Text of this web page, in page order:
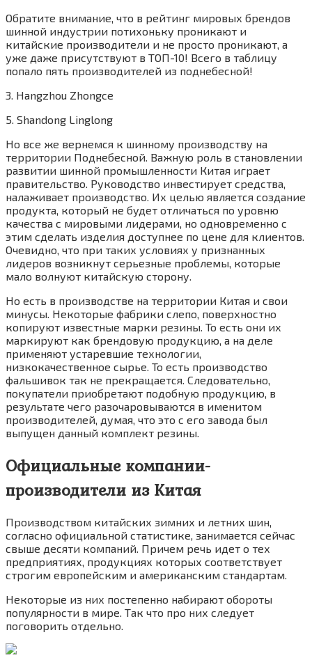
Обратите внимание, что в рейтинг мировых брендов
шинной индустрии потихоньку проникают и
китайские производители и не просто проникают, а
уже даже присутствуют в ТОП-10! Всего в таблицу
попало пять производителей из поднебесной!
3. Hangzhou Zhongce
5. Shandong Linglong
Но все же вернемся к шинному производству на
территории Поднебесной. Важную роль в становлении
развитии шинной промышленности Китая играет
правительство. Руководство инвестирует средства,
налаживает производство. Их целью является создание
продукта, который не будет отличаться по уровню
качества с мировыми лидерами, но одновременно с
этим сделать изделия доступнее по цене для клиентов.
Очевидно, что при таких условиях у признанных
лидеров возникнут серьезные проблемы, которые
мало волнуют китайскую сторону.
Но есть в производстве на территории Китая и свои
минусы. Некоторые фабрики слепо, поверхностно
копируют известные марки резины. То есть они их
маркируют как брендовую продукцию, а на деле
применяют устаревшие технологии,
низкокачественное сырье. То есть производство
фальшивок так не прекращается. Следовательно,
покупатели приобретают подобную продукцию, в
результате чего разочаровываются в именитом
производителей, думая, что это с его завода был
выпущен данный комплект резины.
Официальные компании-
производители из Китая
Производством китайских зимних и летних шин,
согласно официальной статистике, занимается сейчас
свыше десяти компаний. Причем речь идет о тех
предприятиях, продукциях которых соответствует
строгим европейским и американским стандартам.
Некоторые из них постепенно набирают обороты
популярности в мире. Так что про них следует
поговорить отдельно.